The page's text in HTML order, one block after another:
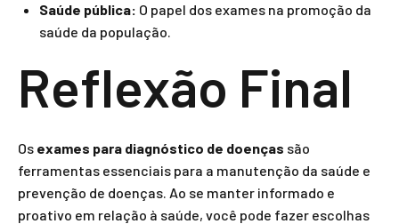
Saúde pública: O papel dos exames na promoção da
saúde da população.
Reflexão Final
Os exames para diagnóstico de doenças são
ferramentas essenciais para a manutenção da saúde e
prevenção de doenças. Ao se manter informado e
proativo em relação à saúde, você pode fazer escolhas